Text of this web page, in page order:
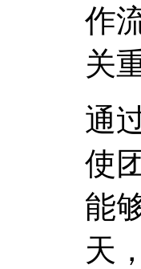
作
关
通
使
能
天